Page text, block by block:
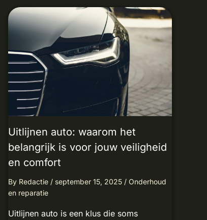
Uitlijnen auto: waarom het
belangrijk is voor jouw veiligheid
en comfort
By Redactie / september 15, 2025 / Onderhoud
en reparatie
Uitlijnen auto is een klus die soms